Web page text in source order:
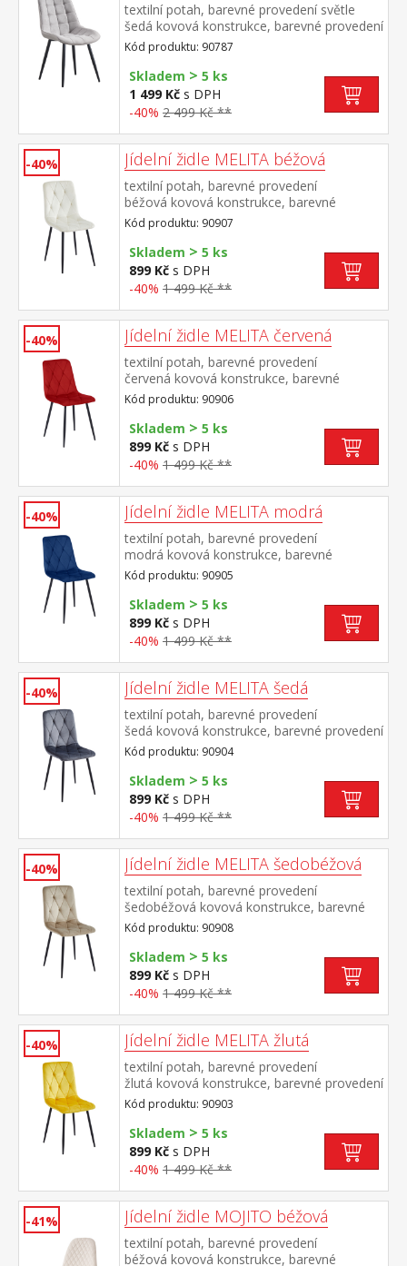
textilní potah, barevné provedení světle
šedá kovová konstrukce, barevné provedení
černá výška sedu 49 cm doporučená
nosnost do 130 kg
Kód produktu: 90787
Skladem > 5 ks
1 499 Kč s DPH
-40% 2 499 Kč **
-40% Jídelní židle MELITA béžová
textilní potah, barevné provedení
béžová kovová konstrukce, barevné
provedení černá výška sedu 50
cm doporučená nosnost do 120 kg
Kód produktu: 90907
Skladem > 5 ks
899 Kč s DPH
-40% 1 499 Kč **
-40% Jídelní židle MELITA červená
textilní potah, barevné provedení
červená kovová konstrukce, barevné
provedení černá výška sedu 50
cm doporučená nosnost do 120 kg
Kód produktu: 90906
Skladem > 5 ks
899 Kč s DPH
-40% 1 499 Kč **
-40% Jídelní židle MELITA modrá
textilní potah, barevné provedení
modrá kovová konstrukce, barevné
provedení černá výška sedu 50
cm doporučená nosnost do 120 kg
Kód produktu: 90905
Skladem > 5 ks
899 Kč s DPH
-40% 1 499 Kč **
-40% Jídelní židle MELITA šedá
textilní potah, barevné provedení
šedá kovová konstrukce, barevné provedení
černá výška sedu 50 cm doporučená
nosnost do 120 kg
Kód produktu: 90904
Skladem > 5 ks
899 Kč s DPH
-40% 1 499 Kč **
-40% Jídelní židle MELITA šedobéžová
textilní potah, barevné provedení
šedobéžová kovová konstrukce, barevné
provedení černá výška sedu 50
cm doporučená nosnost do 120 kg
Kód produktu: 90908
Skladem > 5 ks
899 Kč s DPH
-40% 1 499 Kč **
-40% Jídelní židle MELITA žlutá
textilní potah, barevné provedení
žlutá kovová konstrukce, barevné provedení
černá výška sedu 50 cm doporučená
nosnost do 120 kg
Kód produktu: 90903
Skladem > 5 ks
899 Kč s DPH
-40% 1 499 Kč **
-41% Jídelní židle MOJITO béžová
textilní potah, barevné provedení
béžová kovová konstrukce, barevné